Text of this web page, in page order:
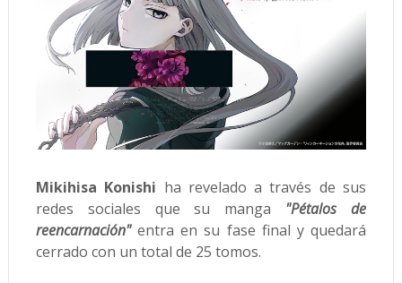
Mikihisa Konishi ha revelado a través de sus
redes sociales que su manga "Pétalos de
reencarnación"entra en su fase final y quedará
cerrado con un total de 25 tomos.